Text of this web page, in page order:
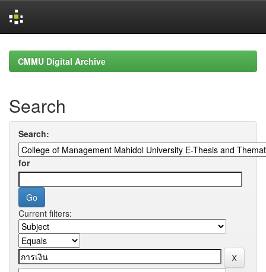
navigationCMMU Digital Archive
Search
Search:
for
Current filters: